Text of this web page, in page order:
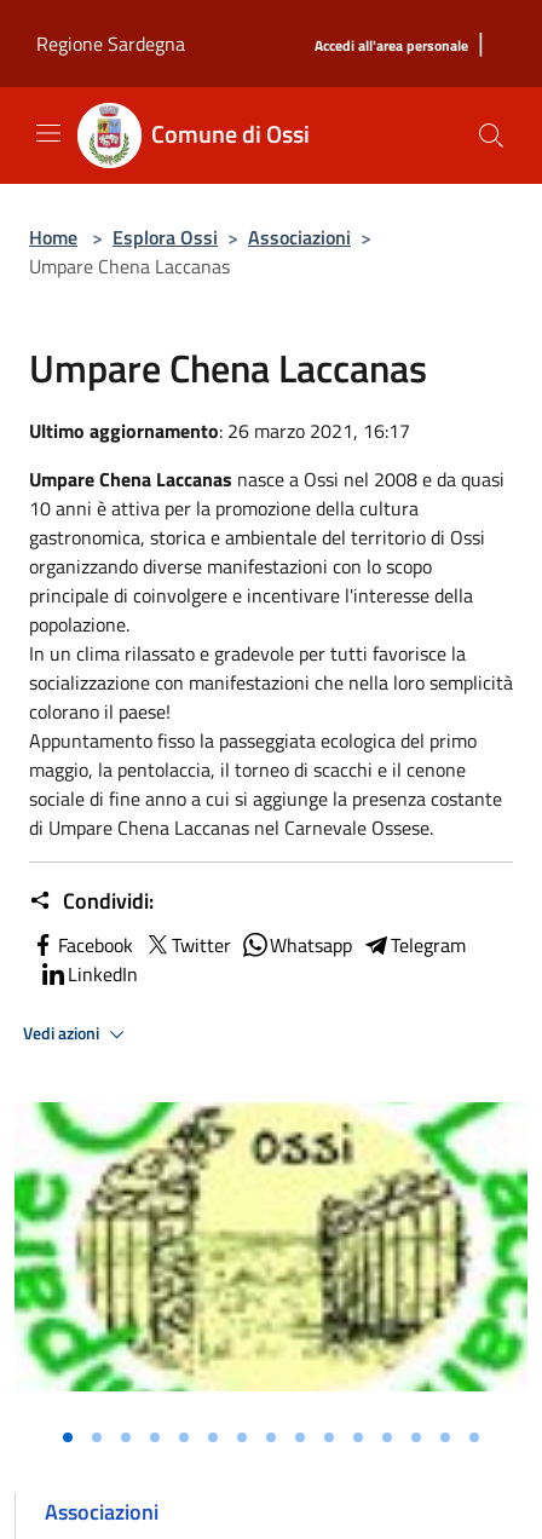
Regione Sardegna
Accedi all'area personale |
Comune di Ossi
Home > Esplora Ossi > Associazioni >
Umpare Chena Laccanas
Umpare Chena Laccanas
Ultimo aggiornamento: 26 marzo 2021, 16:17
Umpare Chena Laccanas nasce a Ossi nel 2008 e da quasi
10 anni è attiva per la promozione della cultura
gastronomica, storica e ambientale del territorio di Ossi
organizzando diverse manifestazioni con lo scopo
principale di coinvolgere e incentivare l'interesse della
popolazione.
In un clima rilassato e gradevole per tutti favorisce la
socializzazione con manifestazioni che nella loro semplicità
colorano il paese!
Appuntamento fisso la passeggiata ecologica del primo
maggio, la pentolaccia, il torneo di scacchi e il cenone
sociale di fine anno a cui si aggiunge la presenza costante
di Umpare Chena Laccanas nel Carnevale Ossese.
Condividi:
Facebook Twitter Whatsapp
Telegram
LinkedIn
Vedi azioni
Associazioni